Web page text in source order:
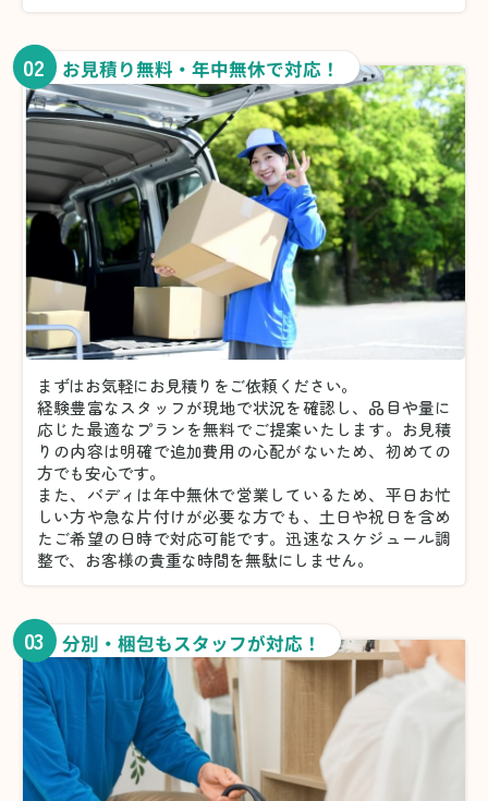
02 お見積り無料・年中無休で対応！
まずはお気軽にお見積りをご依頼ください。
経験豊富なスタッフが現地で状況を確認し、品目や量に
応じた最適なプランを無料でご提案いたします。お見積
りの内容は明確で追加費用の心配がないため、初めての
方でも安心です。
また、バディは年中無休で営業しているため、平日お忙
しい方や急な片付けが必要な方でも、土日や祝日を含め
たご希望の日時で対応可能です。迅速なスケジュール調
整で、お客様の貴重な時間を無駄にしません。
03 分別・梱包もスタッフが対応！